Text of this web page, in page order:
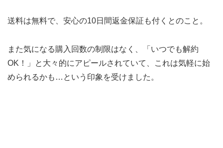
送料は無料で、安心の10日間返金保証も付くとのこと。
また気になる購入回数の制限はなく、「いつでも解約
OK！」と大々的にアピールされていて、これは気軽に始
められるかも…という印象を受けました。